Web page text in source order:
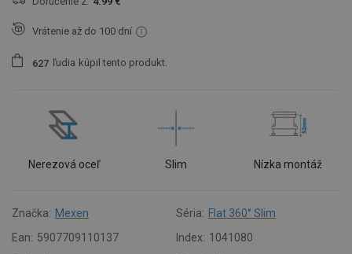
Vrátenie až do 100 dní
627 ľudia kúpil tento produkt.
Nerezová oceľ Slim Nízka montáž
Značka: Mexen Séria: Flat 360° Slim
Ean: 5907709110137 Index: 1041080